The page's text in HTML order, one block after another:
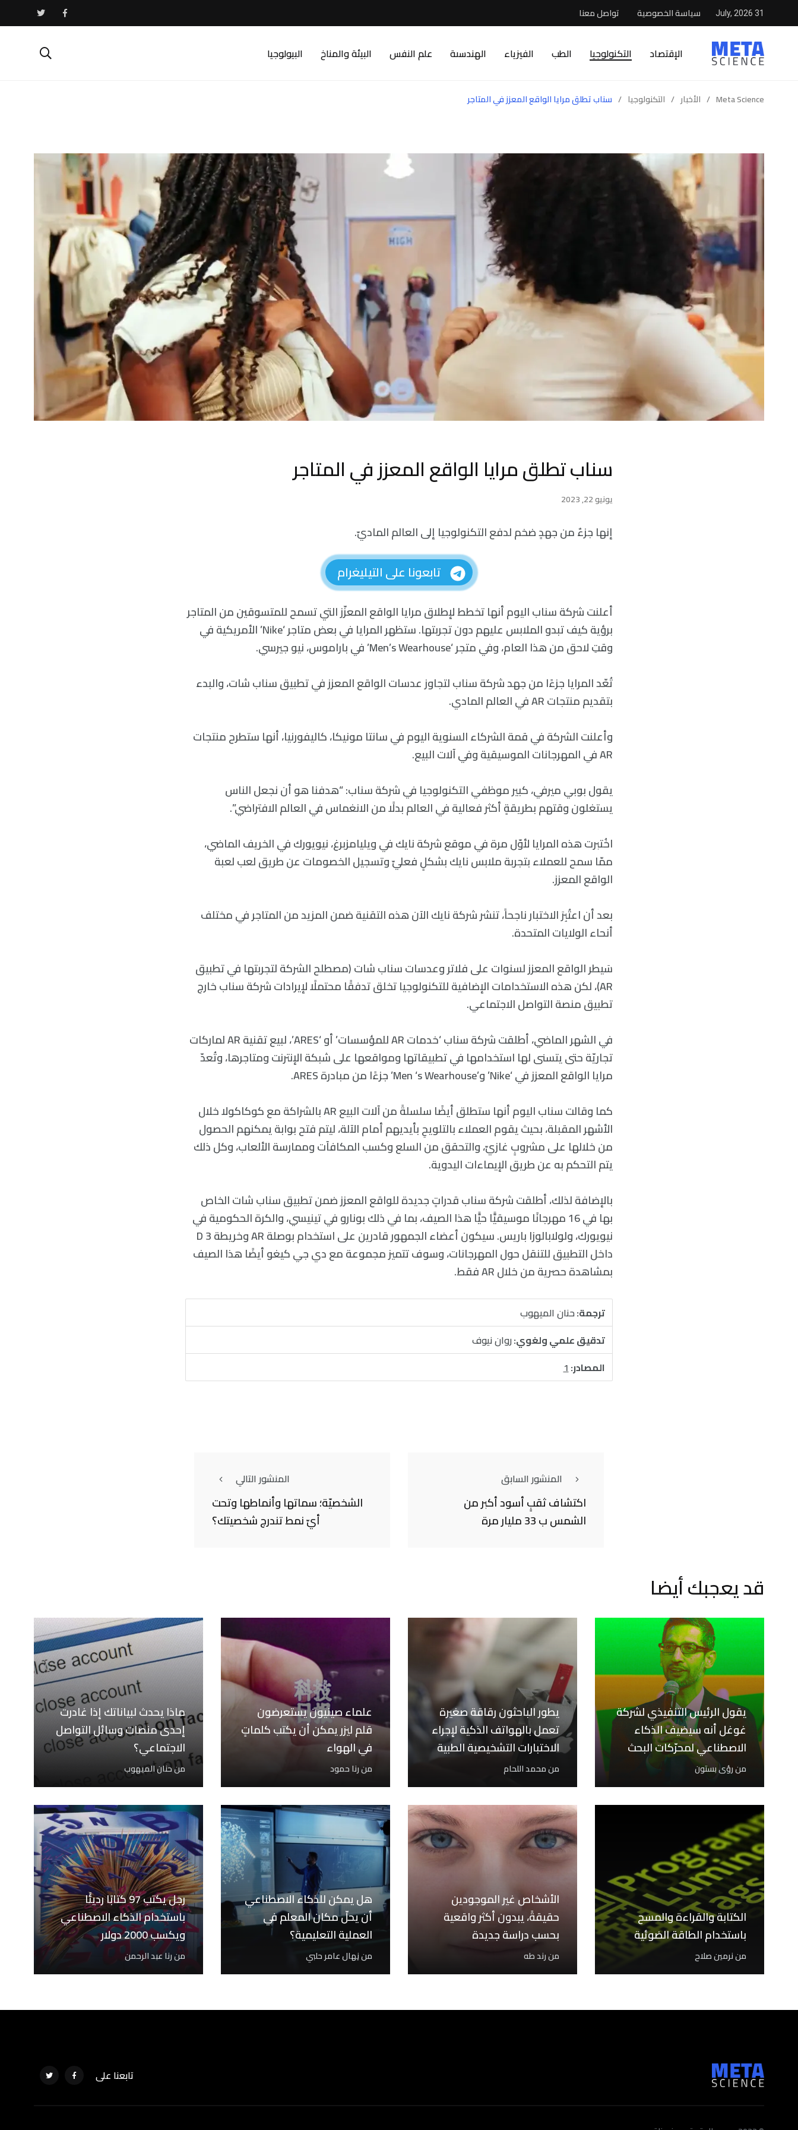
31 July, 2026 سياسة الخصوصية تواصل معنا
الإقتصاد التكنولوجيا الطب الفيزياء الهندسىة علم النفس البيئة والمناخ البيولوجيا
Meta Science
/ الأخبار / التكنولوجيا / سناب تطلق مرايا الواقع المعزز في المتاجر
سناب تطلق مرايا الواقع المعزز في المتاجر
يونيو 22, 2023
إنها جزءٌ من جهدٍ ضخم لدفع التكنولوجيا إلى العالم الماديّ.
تابعونا على التيليغرام
أعلنت شركة سناب اليوم أنها تخطط لإطلاق مرايا الواقع المعزّز التي تسمح للمتسوقين من المتاجر
برؤية كيف تبدو الملابس عليهم دون تجربتها. ستظهر المرايا في بعض متاجر ‘Nike’ الأمريكية في
وقتِ لاحق من هذا العام، وفي متجر ‘Men’s Wearhouse’ في باراموس، نيو جيرسي.
تُعّد المرايا جزءًا من جهد شركة سناب لتجاوز عدسات الواقع المعزز في تطبيق سناب شات، والبدء
بتقديم منتجات AR في العالم المادي.
وأعلنت الشركة في قمة الشركاء السنوية اليوم في سانتا مونيكا، كاليفورنيا، أنها ستطرح منتجات
AR في المهرجانات الموسيقية وفي آلات البيع.
يقول بوبي ميرفي، كبير موظفي التكنولوجيا في شركة سناب: “هدفنا هو أن نجعل الناس
يستغلون وقتهم بطريقةٍ أكثر فعالية في العالم بدلًا من الانغماس في العالم الافتراضي”.
اخُتبرت هذه المرايا لأوّل مرة في موقع شركة نايك في ويليامزبرغ، نيويورك في الخريف الماضي،
ممّا سمح للعملاء بتجربة ملابس نايك بشكلٍ فعليّ وتسجيل الخصومات عن طريق لعب لعبة
الواقع المعزز.
بعد أن اعتُبِرَ الاختبار ناجحاً، تنشر شركة نايك الآن هذه التقنية ضمن المزيد من المتاجر في مختلف
أنحاء الولايات المتحدة.
سَيطر الواقع المعزز لسنوات على فلاتر وعدسات سناب شات (مصطلح الشركة لتجربتها في تطبيق
AR)، لكن هذه الاستخدامات الإضافية للتكنولوجيا تخلق تدفقًا محتملًا لإيرادات شركة سناب خارج
تطبيق منصة التواصل الاجتماعي.
في الشهر الماضي، أطلقت شركة سناب ‘خدمات AR للمؤسسات’ أو ‘ARES’، لبيع تقنية AR لماركات
تجاريّة حتى يتسنى لها استخدامها في تطبيقاتها ومواقعها على شبكة الإنترنت ومتاجرها، وتُعدّ
مرايا الواقع المعزز في ‘Nike’ و’Men ‘s Wearhouse’ جزءًا من مبادرة ARES.
كما وقالت سناب اليوم أنها ستطلق أيضًا سلسلةً من آلات البيع AR بالشراكة مع كوكاكولا خلال
الأشهر المقبلة، بحيث يقوم العملاء بالتلويحِ بأيديهم أمام الآلة، ليتم فتح بوابة يمكنهم الحصول
من خلالها على مشروبٍ غازيّ، والتحقق من السلع وكسب المكافآت وممارسة الألعاب، وكل ذلك
يتم التحكم به عن طريق الإيماءات اليدوية.
بالإضافة لذلك، أطلقت شركة سناب قدراتٍ جديدة للواقع المعزز ضمن تطبيق سناب شات الخاص
بها في 16 مهرجانًا موسيقيًّا حيًّا هذا الصيف، بما في ذلك بونارو في تينيسي، والكرة الحكومية في
نيويورك، ولولابالوزا باريس. سيكون أعضاء الجمهور قادرين على استخدام بوصلة AR وخريطة 3 D
داخل التطبيق للتنقل حول المهرجانات، وسوف تتميز مجموعة مع دي جي كيغو أيضًا هذا الصيف
بمشاهدة حصرية من خلال AR فقط.
ترجمة:حنان الميهوب
تدقيق علمي ولغوي:روان نيوف
المصادر:1
المنشور السابق
اكتشاف ثقبٍ أسود أكبر من
الشمس ب 33 مليار مرة
المنشور التالي
الشخصيّة؛ سماتها وأنماطها وتحت
أيّ نمط تندرج شخصيتك؟
قد يعجبك أيضا
يقول الرئيس التنفيذي لشركة
غوغل أنه سيضيف الذكاء
الاصطناعي لمحرّكات البحث
منرؤى بستون
يطور الباحثون رقاقة صغيرة
تعمل بالهواتف الذكية لإجراء
الاختبارات التشخيصية الطبية
في المنزل
منمحمد اللحام
علماء صينيون يستعرضون
قلم ليزر يمكن أن يكتب كلماتٍ
في الهواء
منرنا حمود
ماذا يحدث لبياناتك إذا غادرت
إحدى منصات وسائل التواصل
الاجتماعي؟
منحنان الميهوب
الكتابة والقراءة والمسح
باستخدام الطاقة الضوئية
مننرمين صلاح
الأشخاص غير الموجودين
حقيقةً، يبدون أكثر واقعية
بحسب دراسة جديدة
منرند طه
هل يمكن للذكاء الاصطناعي
أن يحلّ مكان المعلم في
العملية التعليمية؟
مننِهال عامر حلبي
رجل يكتب 97 كتابًا رديئًا
باستخدام الذكاء الاصطناعي
ويكسب 2000 دولار
منرنا عبد الرحمن
تابعنا على